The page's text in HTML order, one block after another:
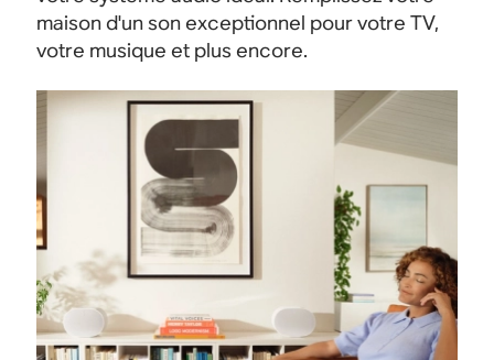
maison d'un son exceptionnel pour votre TV,
votre musique et plus encore.